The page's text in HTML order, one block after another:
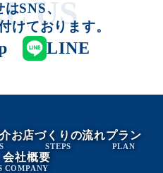
SNS、
けております。
LINE
お店づくりの流れ
STEPS
プラン
PLAN
会社概要
COMPANY